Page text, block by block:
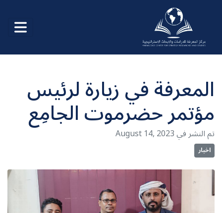
المعرفة في زيارة لرئيس
مؤتمر حضرموت الجامِع
August 14, 2023 تم النشر في
اخبار